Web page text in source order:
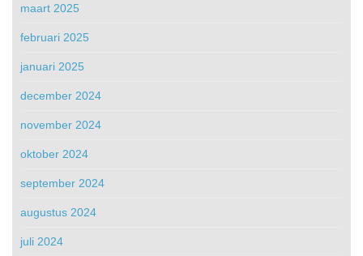
maart 2025
februari 2025
januari 2025
december 2024
november 2024
oktober 2024
september 2024
augustus 2024
juli 2024